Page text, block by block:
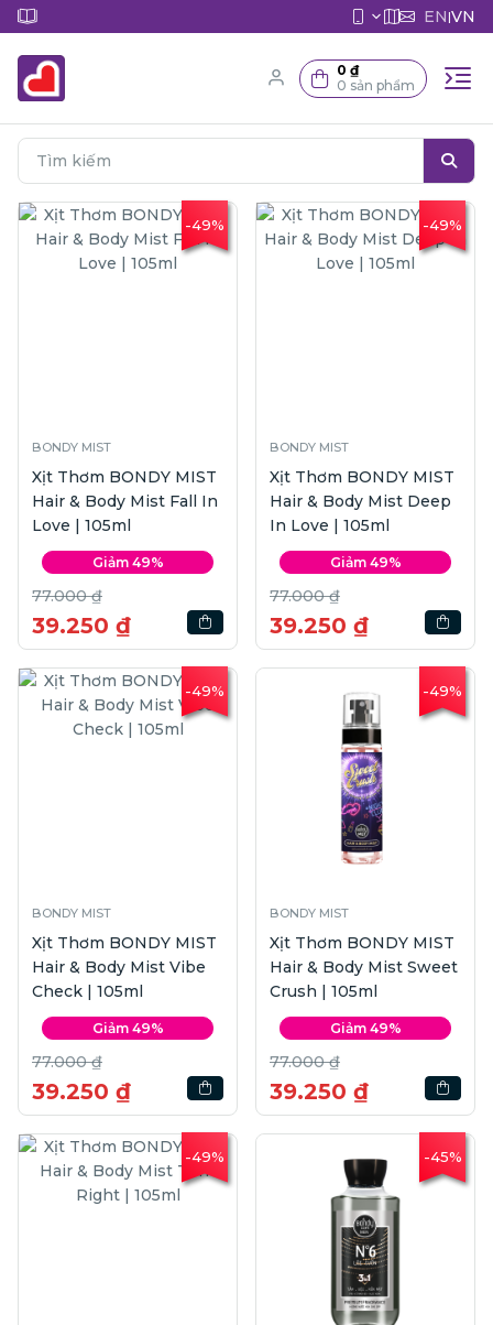
EN|VN
0 ₫
0 sản phẩm
-49%
BONDY MIST
Xịt Thơm BONDY MIST
Hair & Body Mist Fall In
Love | 105ml
Giảm 49%
77.000 ₫
39.250 ₫
-49%
BONDY MIST
Xịt Thơm BONDY MIST
Hair & Body Mist Deep
In Love | 105ml
Giảm 49%
77.000 ₫
39.250 ₫
-49%
BONDY MIST
Xịt Thơm BONDY MIST
Hair & Body Mist Vibe
Check | 105ml
Giảm 49%
77.000 ₫
39.250 ₫
-49%
BONDY MIST
Xịt Thơm BONDY MIST
Hair & Body Mist Sweet
Crush | 105ml
Giảm 49%
77.000 ₫
39.250 ₫
-49% -45%